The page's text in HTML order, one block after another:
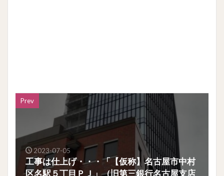
Prev
2023-07-05
工事は仕上げ・・・「【仮称】名古屋市中村
区名駅５丁目ＰＪ」（旧第三銀行名古屋支店